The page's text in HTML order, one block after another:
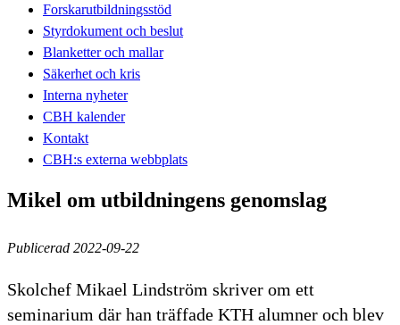
Forskarutbildningsstöd
Styrdokument och beslut
Blanketter och mallar
Säkerhet och kris
Interna nyheter
CBH kalender
Kontakt
CBH:s externa webbplats
Mikel om utbildningens genomslag
Publicerad 2022-09-22
Skolchef Mikael Lindström skriver om ett
seminarium där han träffade KTH alumner och blev